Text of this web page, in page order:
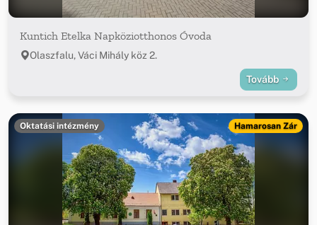
Kuntich Etelka Napköziotthonos Óvoda
Olaszfalu, Váci Mihály köz 2.
Tovább
Oktatási intézmény Hamarosan Zár